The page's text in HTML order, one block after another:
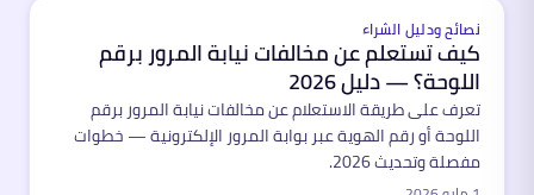
نصائح ودليل الشراء
كيف تستعلم عن مخالفات نيابة المرور برقم
اللوحة؟ — دليل 2026
تعرف على طريقة الاستعلام عن مخالفات نيابة المرور برقم
اللوحة أو رقم الهوية عبر بوابة المرور الإلكترونية — خطوات
مفصلة وتحديث 2026.